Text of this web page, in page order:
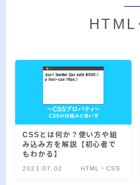
3月～
「秋ヶ瀬公
月～
「見沼自然公
月～
2026.03.02
HTML
CSSとは何か？使い方や組
み込み方を解説【初心者で
もわかる】
2021.07.02 HTML・CSS